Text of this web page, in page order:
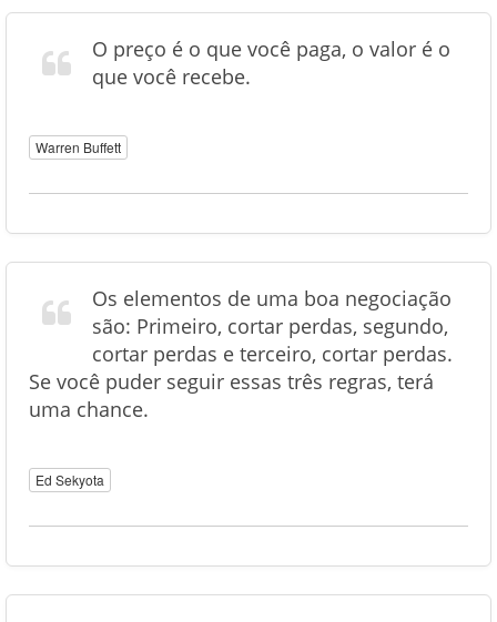
O preço é o que você paga, o valor é o
que você recebe.
Warren Buffett
Os elementos de uma boa negociação
são: Primeiro, cortar perdas, segundo,
cortar perdas e terceiro, cortar perdas.
Se você puder seguir essas três regras, terá
uma chance.
Ed Sekyota